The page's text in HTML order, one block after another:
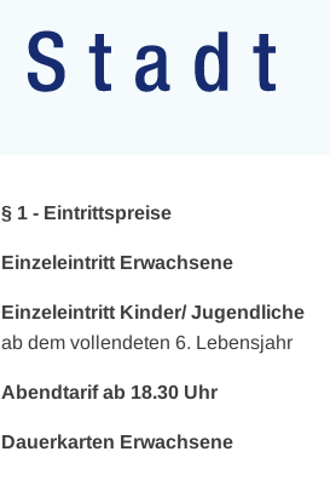
§ 1 - Eintrittspreise
Einzeleintritt Erwachsene €
Einzeleintritt Kinder/ Jugendliche
ab dem vollendeten 6. Lebensjahr
Abendtarif ab 18.30 Uhr €
Dauerkarten Erwachsene €